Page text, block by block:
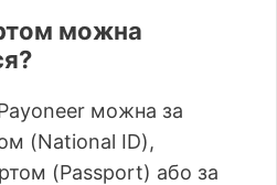
можна
можна за
(National ID),
(Passport) або за